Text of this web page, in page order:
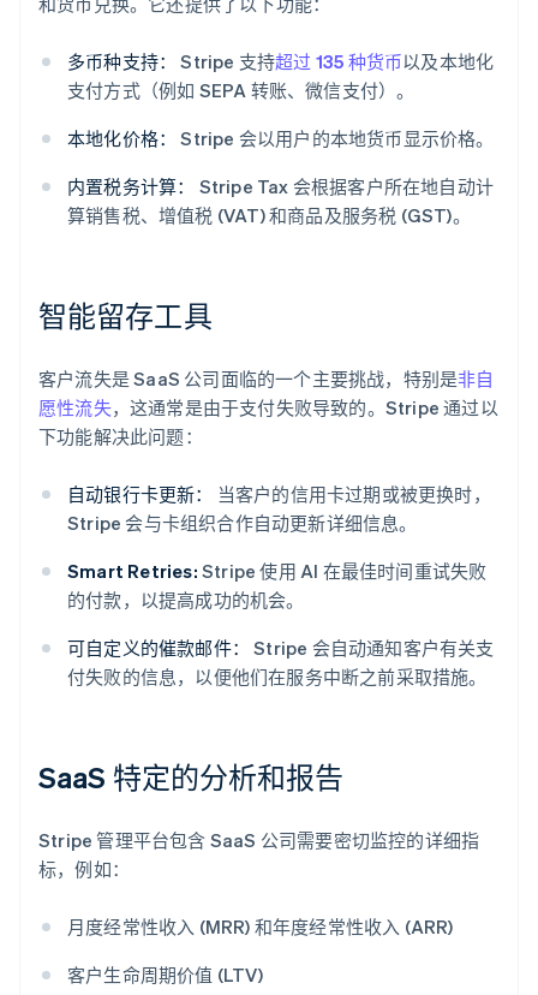
多币种支持： Stripe 支持超过 135 种货币以及本地化
支付方式（例如 SEPA 转账、微信支付）。
本地化价格：
Stripe 会以用户的本地货币显示价格。
内置税务计算：
Stripe Tax 会根据客户所在地自动计
算销售税、增值税 (VAT) 和商品及服务税 (GST)。
智能留存工具
客户流失是 SaaS 公司面临的一个主要挑战，特别是非自
愿性流失，这通常是由于支付失败导致的。Stripe 通过以
下功能解决此问题：
自动银行卡更新：
当客户的信用卡过期或被更换时，
Stripe 会与卡组织合作自动更新详细信息。
Smart Retries: Stripe 使用 AI 在最佳时间重试失败
的付款，以提高成功的机会。
可自定义的催款邮件：
Stripe 会自动通知客户有关支
付失败的信息，以便他们在服务中断之前采取措施。
SaaS 特定的分析和报告
Stripe 管理平台包含 SaaS 公司需要密切监控的详细指
标，例如：
月度经常性收入 (MRR) 和年度经常性收入 (ARR)
客户生命周期价值 (LTV)